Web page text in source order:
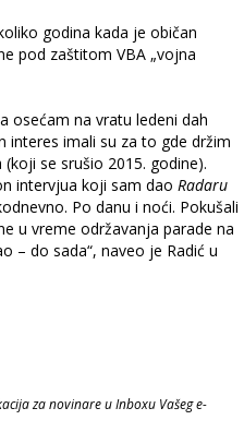
godina kada je običan
pod zaštitom VBA „vojna
osećam na vratu ledeni dah
interes imali su za to gde držim
se srušio 2015. godine).
intervjua koji sam dao Radaru
Po danu i noći. Pokušali
u vreme održavanja parade na
– do sada“, naveo je Radić u
za novinare u Inboxu Vašeg e-